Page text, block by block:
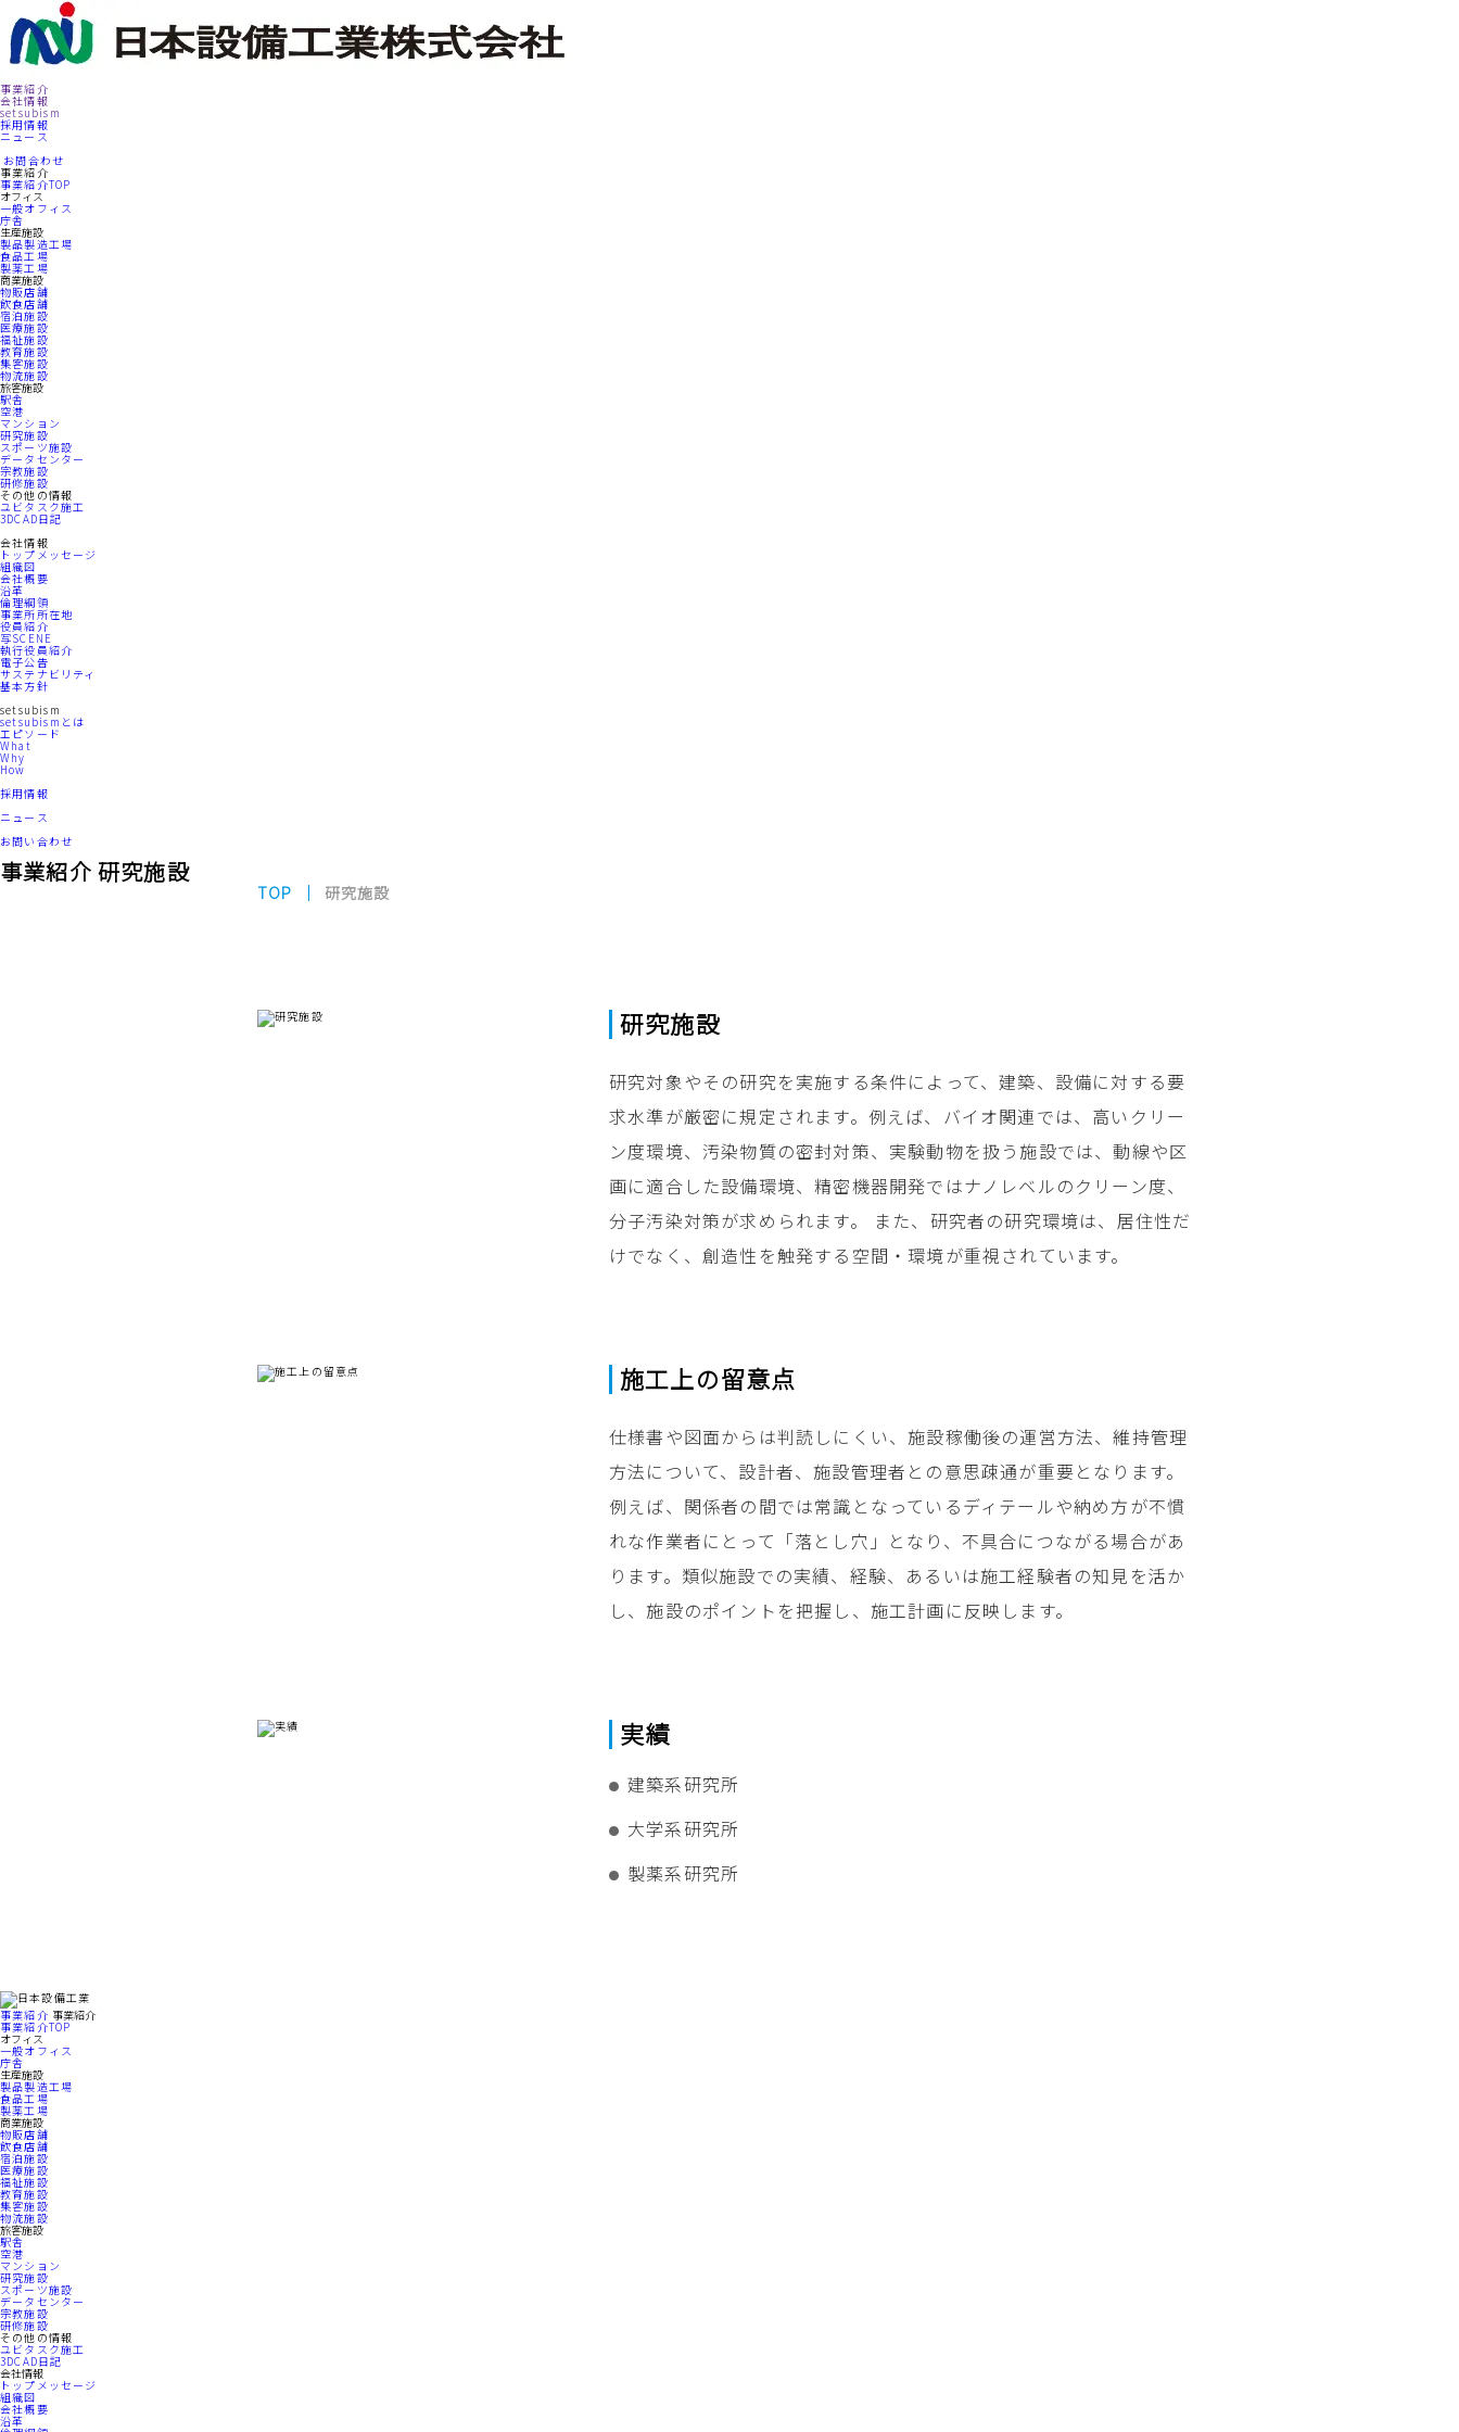
事業紹介
会社情報
setsubism
採用情報
ニュース
お問合わせ
事業紹介
事業紹介TOP
オフィス
一般オフィス
庁舎
生産施設
製品製造工場
食品工場
製薬工場
商業施設
物販店舗
飲食店舗
宿泊施設
医療施設
福祉施設
教育施設
集客施設
物流施設
旅客施設
駅舎
空港
マンション
研究施設
スポーツ施設
データセンター
宗教施設
研修施設
その他の情報
ユビタスク施工
3DCAD日記
会社情報
トップメッセージ
組織図
会社概要
沿革
倫理綱領
事業所所在地
役員紹介
写SCENE
執行役員紹介
電子公告
サステナビリティ
基本方針
setsubism
setsubismとは
エピソード
What
Why
How
採用情報
ニュース
お問い合わせ
事業紹介 研究施設
TOP 研究施設
研究施設
研究対象やその研究を実施する条件によって、建築、設備に対する要
求水準が厳密に規定されます。例えば、バイオ関連では、高いクリー
ン度環境、汚染物質の密封対策、実験動物を扱う施設では、動線や区
画に適合した設備環境、精密機器開発ではナノレベルのクリーン度、
分子汚染対策が求められます。 また、研究者の研究環境は、居住性だ
けでなく、創造性を触発する空間・環境が重視されています。
施工上の留意点
仕様書や図面からは判読しにくい、施設稼働後の運営方法、維持管理
方法について、設計者、施設管理者との意思疎通が重要となります。
例えば、関係者の間では常識となっているディテールや納め方が不慣
れな作業者にとって「落とし穴」となり、不具合につながる場合があ
ります。類似施設での実績、経験、あるいは施工経験者の知見を活か
し、施設のポイントを把握し、施工計画に反映します。
実績
建築系研究所
大学系研究所
製薬系研究所
事業紹介 事業紹介
事業紹介TOP
オフィス
一般オフィス
庁舎
生産施設
製品製造工場
食品工場
製薬工場
商業施設
物販店舗
飲食店舗
宿泊施設
医療施設
福祉施設
教育施設
集客施設
物流施設
旅客施設
駅舎
空港
マンション
研究施設
スポーツ施設
データセンター
宗教施設
研修施設
その他の情報
ユビタスク施工
3DCAD日記
会社情報
トップメッセージ
組織図
会社概要
沿革